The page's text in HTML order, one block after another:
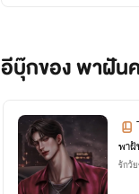
อีบุ๊กของ พาฝัน
พา
รักวั